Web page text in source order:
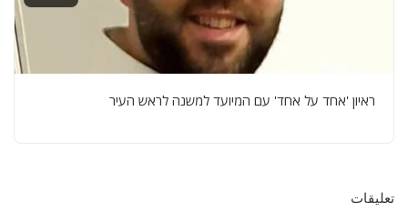
ראיון 'אחד על אחד' עם המיועד למשנה לראש העיר
تعليقات